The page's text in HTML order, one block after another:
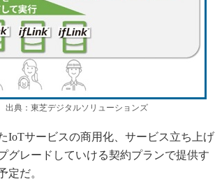
出典：東芝デジタルソリューションズ
サービスの商用化、サービス立ち上げ
グレードしていける契約プランで提供す
定だ。